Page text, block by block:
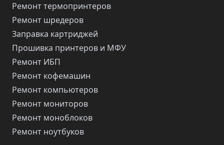
Ремонт термопринтеров
Ремонт шредеров
Заправка картриджей
Прошивка принтеров и МФУ
Ремонт ИБП
Ремонт кофемашин
Ремонт компьютеров
Ремонт мониторов
Ремонт моноблоков
Ремонт ноутбуков